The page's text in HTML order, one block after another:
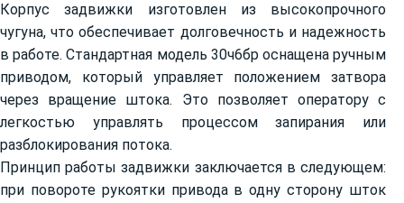
Корпус задвижки изготовлен из высокопрочного
чугуна, что обеспечивает долговечность и надежность
в работе. Стандартная модель 30ч6бр оснащена ручным
приводом, который управляет положением затвора
через вращение штока. Это позволяет оператору с
легкостью управлять процессом запирания или
разблокирования потока.
Принцип работы задвижки заключается в следующем:
при повороте рукоятки привода в одну сторону шток